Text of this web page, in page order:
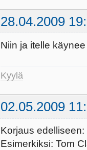
28.04.2009
Niin ja itelle
Kyylä
02.05.2009
Korjaus
Esimerkiksi: Tom